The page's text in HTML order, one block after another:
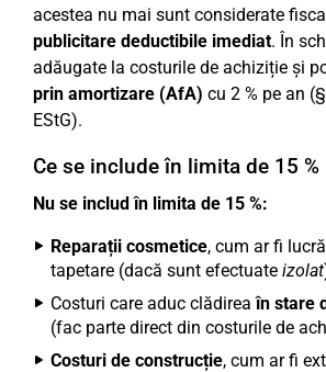
acestea nu mai sunt considerate
publicitare deductibile imediat. În
adăugate la costurile de achiziție și
prin amortizare (AfA) cu 2 % pe an
EStG).
Ce se include în limita de 15
Nu se includ în limita de 15 %:
Reparații cosmetice, cum ar fi
tapetare (dacă sunt efectuate izolat
Costuri care aduc clădireaîn stare
(fac parte direct din costurile de
Costuri de construcție, cum ar fi